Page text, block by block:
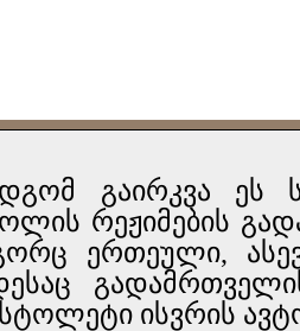
გაირკვა ეს
რეჟიმების
ერთეული,
ისვრის